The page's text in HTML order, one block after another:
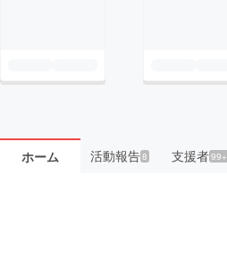
ホーム 活動報告8 支援者99+